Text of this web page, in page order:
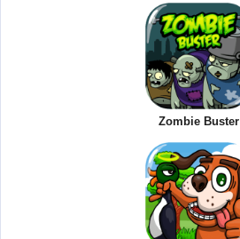
Zombie Buster